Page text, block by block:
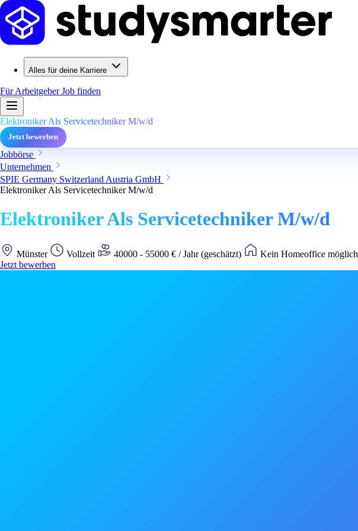
Alles für deine Karriere
Für ArbeitgeberJob finden
Elektroniker Als Servicetechniker M/w/d
Jetzt bewerben
Jobbörse
Unternehmen
SPIE Germany Switzerland Austria GmbH
Elektroniker Als Servicetechniker M/w/d
Elektroniker Als Servicetechniker M/w/d
Münster Vollzeit 40000 - 55000 € / Jahr (geschätzt)
Kein Homeoffice möglich
Jetzt bewerben